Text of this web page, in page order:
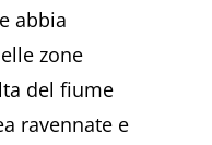
abbia
zone
del fiume
ravennate e